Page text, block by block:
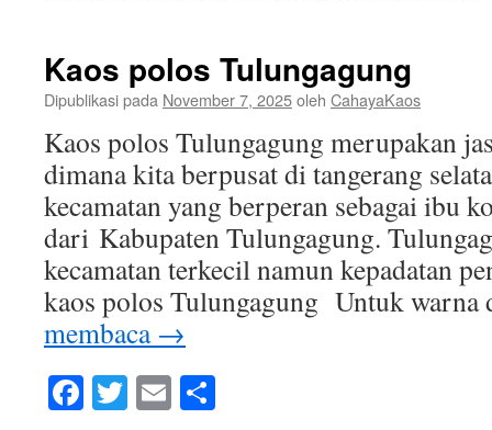
Kaos polos Tulungagung
Dipublikasi pada November 7, 2025oleh CahayaKaos
Kaos polos Tulungagung merupakan
dimana kita berpusat di tangerang
kecamatan yang berperan sebagai ibu
dari Kabupaten Tulungagung.
kecamatan terkecil namun kepadatan
kaos polos Tulungagung Untuk
membaca →
Facebook
Twitter
Email